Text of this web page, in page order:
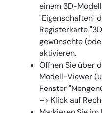
einem 3D-
"Eigenschaften"
Registerkarte
gewünschte
aktivieren.
Öffnen Sie über
Modell-Viewer
Fenster
–> Klick auf